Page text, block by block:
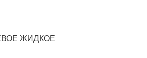
ЖИДКОЕ